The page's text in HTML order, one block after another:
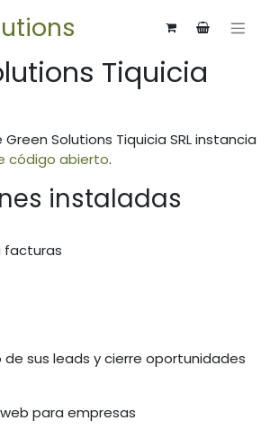
Tiquicia
Solutions Tiquicia SRL instancia
código abierto.
instaladas
facturas
de sus leads y cierre oportunidades
para empresas